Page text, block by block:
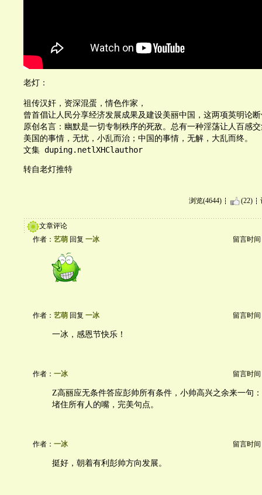
老灯：
祖传汉奸，资深混蛋，情色作家，
曾首倡让人民分享经济发展成果及建设美丽中国，这两项英明论
原创名言：幽默是一切专制秩序的死敌。总有一种淫荡让人百感
美国的事情，无忧，小乱而治；中国的事情，无解，大乱而终。
文集 duping.netlXHClauthor
转自老灯推特
浏览(4644) (22)
文章评论
作者： 艺萌 回复 一冰 留言时间
作者： 艺萌 回复 一冰 留言时间
一冰，感恩节快乐！
作者： 一冰 留言时间
Z高丽应无条件答应彭帅所有条件，小帅高兴之余来一句
堵住所有人的嘴，完美句点。
作者： 一冰 留言时间
挺好，朝着有利彭帅方向发展。